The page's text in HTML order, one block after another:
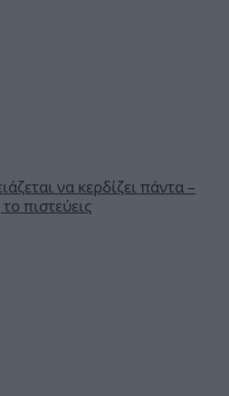
να κερδίζει πάντα –
πιστεύεις